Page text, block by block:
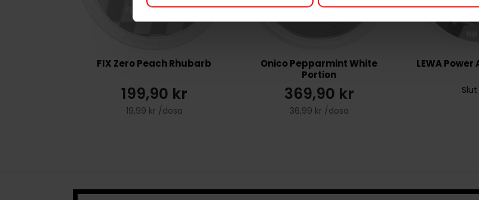
FIX Zero Peach Rhubarb
199,90 kr
19,99 kr /dosa
Onico Pepparmint White
Portion
369,90 kr
36,99 kr /dosa
LEWA